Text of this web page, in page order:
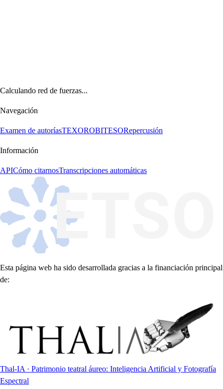
Calculando red de fuerzas...
Navegación
Examen de autoríasTEXOROBITESORepercusión
Información
APICómo citarnosTranscripciones automáticas
Esta página web ha sido desarrollada gracias a la financiación principal
de:
Thal-IA · Patrimonio teatral áureo: Inteligencia Artificial y Fotografía
Espectral